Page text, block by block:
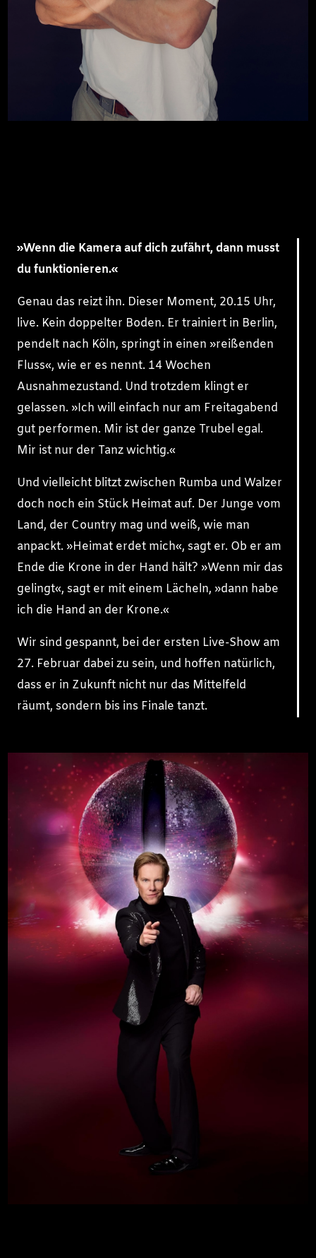
»Wenn die Kamera auf dich zufährt, dann musst
du funktionieren.«
Genau das reizt ihn. Dieser Moment, 20.15 Uhr,
live. Kein doppelter Boden. Er trainiert in Berlin,
pendelt nach Köln, springt in einen »reißenden
Fluss«, wie er es nennt. 14 Wochen
Ausnahmezustand. Und trotzdem klingt er
gelassen. »Ich will einfach nur am Freitagabend
gut performen. Mir ist der ganze Trubel egal.
Mir ist nur der Tanz wichtig.«
Und vielleicht blitzt zwischen Rumba und Walzer
doch noch ein Stück Heimat auf. Der Junge vom
Land, der Country mag und weiß, wie man
anpackt. »Heimat erdet mich«, sagt er. Ob er am
Ende die Krone in der Hand hält? »Wenn mir das
gelingt«, sagt er mit einem Lächeln, »dann habe
ich die Hand an der Krone.«
Wir sind gespannt, bei der ersten Live-Show am
27. Februar dabei zu sein, und hoffen natürlich,
dass er in Zukunft nicht nur das Mittelfeld
räumt, sondern bis ins Finale tanzt.